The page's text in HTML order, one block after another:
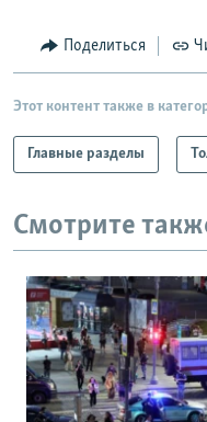
Поделиться
Этот контент также в
Главные разделы
Смотрите